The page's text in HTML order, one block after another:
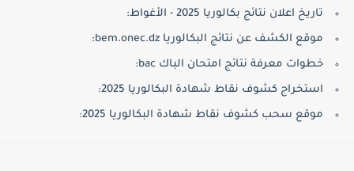
تاريخ اعلان نتائج بكالوريا 2025 - الأغواط:
موقع الكشف عن نتائج البكالوريا bem.onec.dz:
خطوات معرفة نتائج امتحان الباك bac:
استخراج كشوف نقاط شهادة البكالوريا 2025:
موقع سحب كشوف نقاط شهادة البكالوريا 2025: